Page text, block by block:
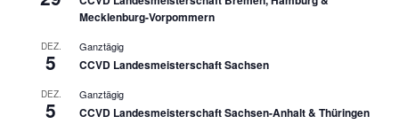
Mecklenburg-Vorpommern
DEZ.
5
Ganztägig
CCVD Landesmeisterschaft Sachsen
DEZ.
5
Ganztägig
CCVD Landesmeisterschaft Sachsen-Anhalt & Thüringen